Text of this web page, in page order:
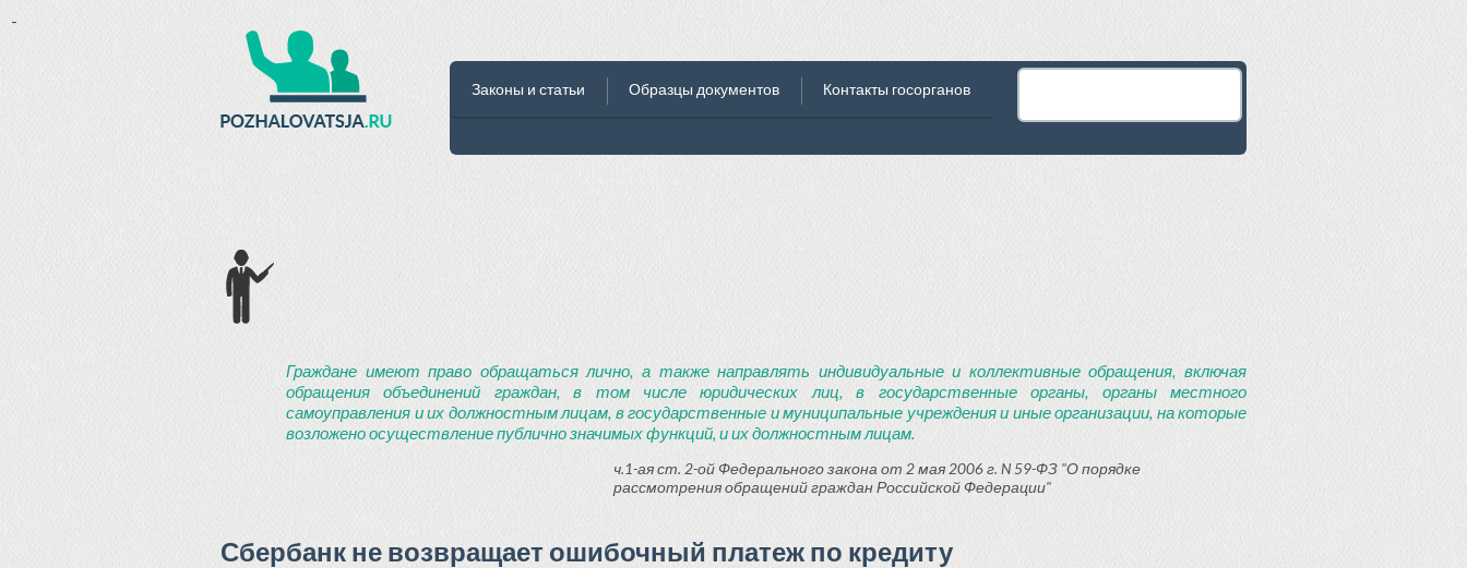
Законы и статьи Образцы документов Контакты госорганов
Граждане имеют право обращаться лично, а также направлять индивидуальные и коллективные обращения, включая
обращения объединений граждан, в том числе юридических лиц, в государственные органы, органы местного
самоуправления и их должностным лицам, в государственные и муниципальные учреждения и иные организации, на которые
возложено осуществление публично значимых функций, и их должностным лицам.
ч.1-ая ст. 2-ой Федерального закона от 2 мая 2006 г. N 59-ФЗ "О порядке
рассмотрения обращений граждан Российской Федерации"
Сбербанк не возвращает ошибочный платеж по кредиту
-